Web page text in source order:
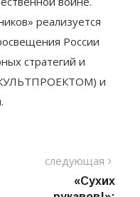
произведений и
войне.
реализуется
России
стратегий и
и
следующая